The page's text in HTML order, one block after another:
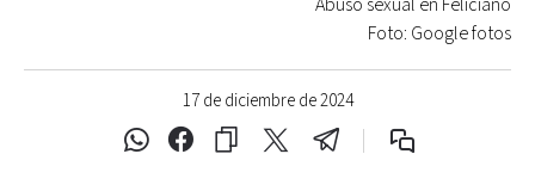
17 de diciembre de 2024
Foto: Google fotos